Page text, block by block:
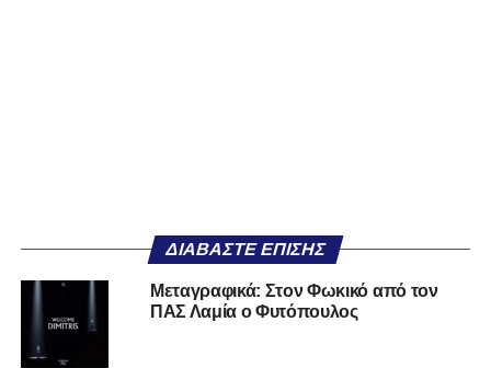
ΔΙΑΒΆΣΤΕ ΕΠΊΣΗΣ
Μεταγραφικά: Στον Φωκικό από τον
ΠΑΣ Λαμία ο Φυτόπουλος